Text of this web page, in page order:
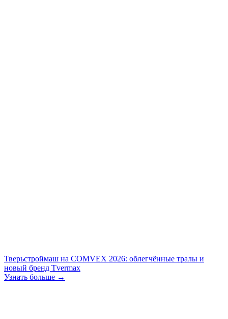
Тверьстроймаш на COMVEX 2026: облегчённые тралы и
новый бренд Tvermax
Узнать больше →